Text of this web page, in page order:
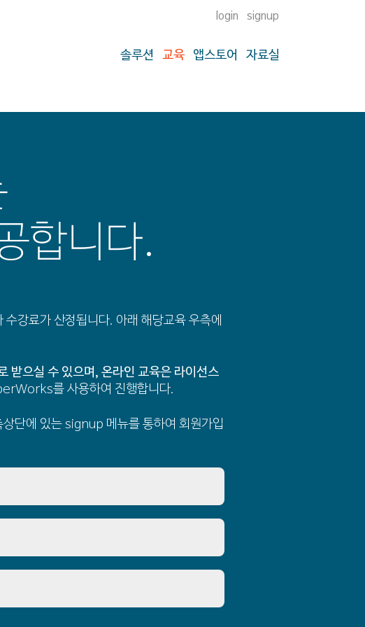
login signup
솔루션 교육 앱스토어 자료실
합니다.
강료가 산정됩니다. 아래 해당교육 우측에
받으실 수 있으며, 온라인 교육은 라이선스
를 사용하여 진행합니다.
단에 있는 signup 메뉴를 통하여 회원가입